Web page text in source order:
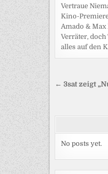
Vertraue
Kino-
Amado &
Verräter,
alles auf den
← 3sat zeigt
No posts yet.